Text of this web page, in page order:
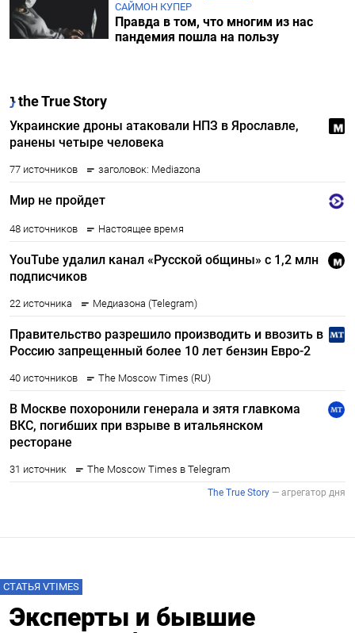
Подписывайтесь на The Moscow
Times в Telegram —
@moscowtimes_ru
САЙМОН КУПЕР
Правда в том, что многим из нас
пандемия пошла на пользу
СТАТЬЯ VTIMES
Эксперты и бывшие